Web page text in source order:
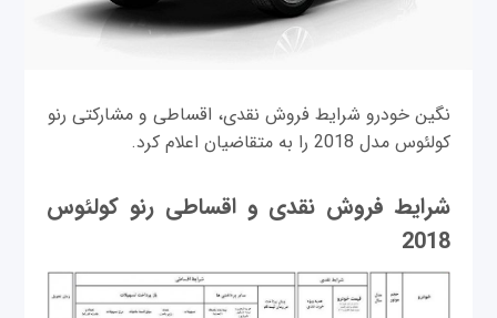
نگین خودرو شرایط فروش نقدی، اقساطی و مشارکتی رنو
کولئوس مدل 2018 را به متقاضیان اعلام کرد.
شرایط فروش نقدی و اقساطی رنو کولئوس
2018